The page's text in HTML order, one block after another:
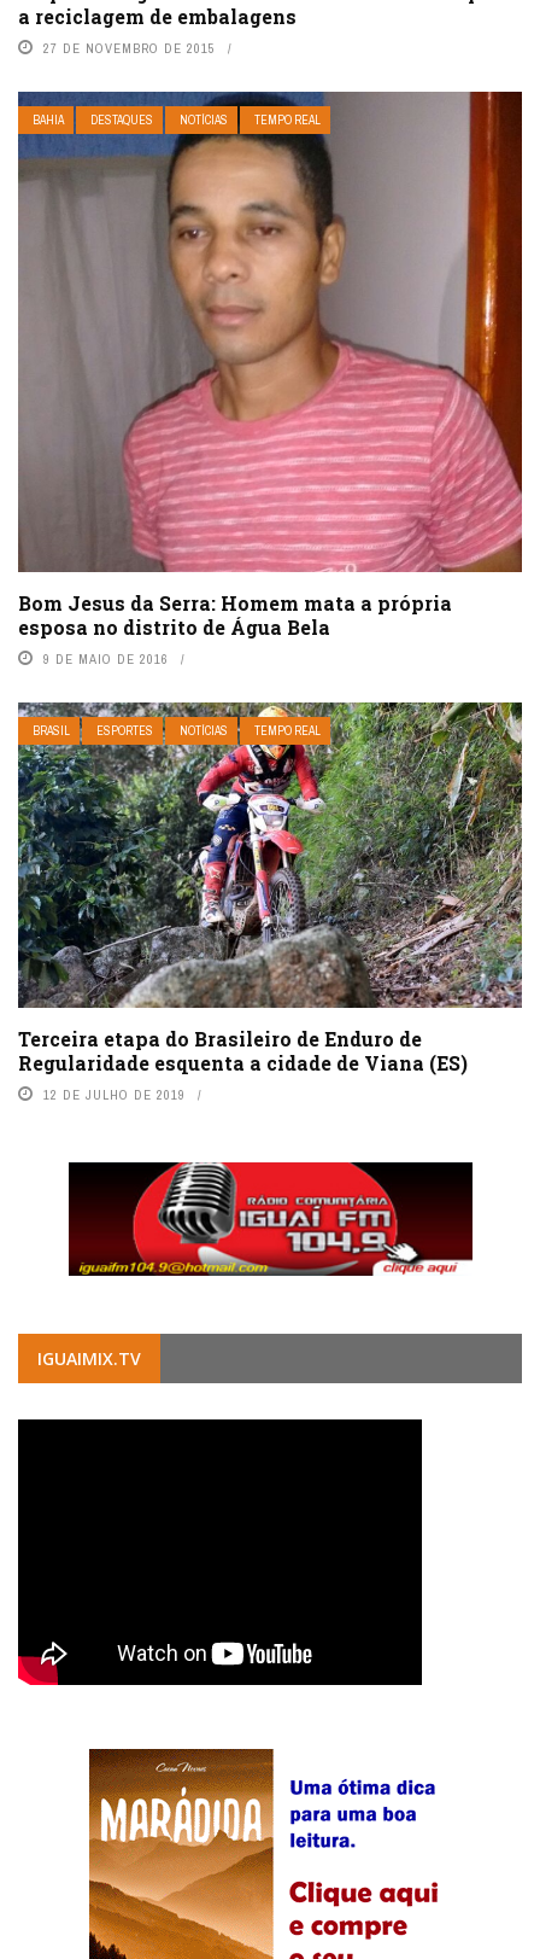
a reciclagem de embalagens
27 DE NOVEMBRO DE 2015
BAHIA DESTAQUES NOTÍCIAS TEMPO REAL
Bom Jesus da Serra: Homem mata a própria
esposa no distrito de Água Bela
9 DE MAIO DE 2016
BRASIL ESPORTES NOTÍCIAS TEMPO REAL
Terceira etapa do Brasileiro de Enduro de
Regularidade esquenta a cidade de Viana (ES)
12 DE JULHO DE 2019
IGUAIMIX.TV